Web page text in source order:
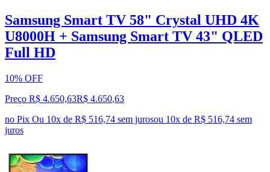
Samsung Smart TV 58" Crystal UHD 4K
U8000H + Samsung Smart TV 43" QLED
Full HD
10% OFF
Preço R$ 4.650,63R$ 4.650,63
no Pix Ou 10x de R$ 516,74 sem jurosou 10x de R$ 516,74 sem
juros